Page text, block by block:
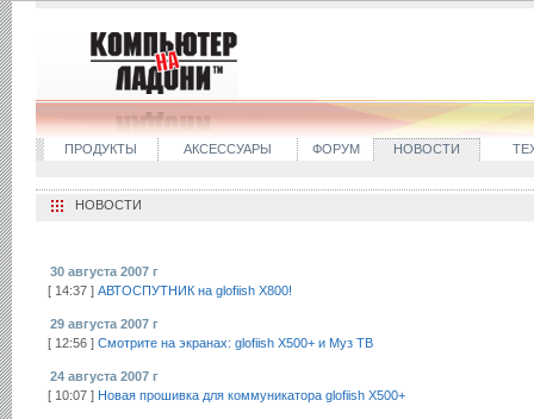
ПРОДУКТЫ АКСЕССУАРЫ ФОРУМ НОВОСТИ
НОВОСТИ
30 августа 2007 г
[ 14:37 ] АВТОСПУТНИК на glofiish X800!
29 августа 2007 г
[ 12:56 ] Смотрите на экранах: glofiish X500+ и Муз ТВ
24 августа 2007 г
[ 10:07 ] Новая прошивка для коммуникатора glofiish X500+